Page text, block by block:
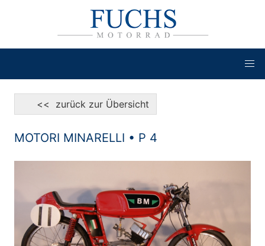
<< zurück zur Übersicht
MOTORI MINARELLI • P 4